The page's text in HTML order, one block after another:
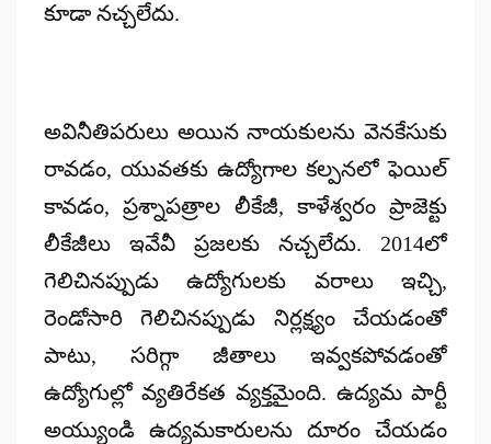
కూడా నచ్చలేదు.
అవినీతిపరులు అయిన నాయకులను వెనకేసుకు
రావడం, యువతకు ఉద్యోగాల కల్పనలో ఫెయిల్
కావడం, ప్రశ్నాపత్రాల లీకేజీ, కాళేశ్వరం ప్రాజెక్టు
లీకేజీలు ఇవేవీ ప్రజలకు నచ్చలేదు. 2014లో
గెలిచినప్పుడు ఉద్యోగులకు వరాలు ఇచ్చి,
రెండోసారి గెలిచినప్పుడు నిర్లక్ష్యం చేయడంతో
పాటు, సరిగ్గా జీతాలు ఇవ్వకపోవడంతో
ఉద్యోగుల్లో వ్యతిరేకత వ్యక్తమైంది. ఉద్యమ పార్టీ
అయ్యుండి ఉద్యమకారులను దూరం చేయడం